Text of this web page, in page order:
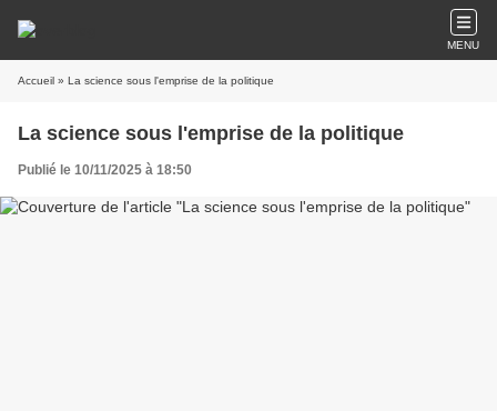
MENU
Accueil » La science sous l'emprise de la politique
La science sous l'emprise de la politique
Publié le 10/11/2025 à 18:50